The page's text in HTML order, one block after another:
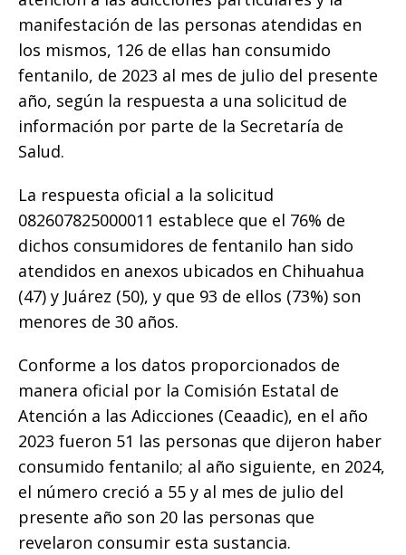
k
manifestación de las personas atendidas en
los mismos, 126 de ellas han consumido
fentanilo, de 2023 al mes de julio del presente
año, según la respuesta a una solicitud de
información por parte de la Secretaría de
Salud.
La respuesta oficial a la solicitud
082607825000011 establece que el 76% de
dichos consumidores de fentanilo han sido
atendidos en anexos ubicados en Chihuahua
(47) y Juárez (50), y que 93 de ellos (73%) son
menores de 30 años.
Conforme a los datos proporcionados de
manera oficial por la Comisión Estatal de
Atención a las Adicciones (Ceaadic), en el año
2023 fueron 51 las personas que dijeron haber
consumido fentanilo; al año siguiente, en 2024,
el número creció a 55 y al mes de julio del
presente año son 20 las personas que
revelaron consumir esta sustancia.